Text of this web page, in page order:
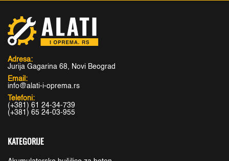
Adresa:
Jurija Gagarina 68, Novi Beograd
Email:
info@alati-i-oprema.rs
Telefoni:
(+381) 61 24-34-739
(+381) 65 24-03-955
KATEGORIJE